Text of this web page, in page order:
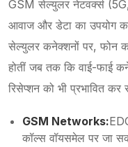
GSM सेल्युलर नेटवर्क्स
आवाज और डेटा का उपयोग
सेल्युलर कनेक्शनों पर, फोन
होतीं जब तक कि वाई-फाई
रिसेप्शन को भी प्रभावित कर
GSM Networks:
कॉल्स वॉयसमेल पर जा